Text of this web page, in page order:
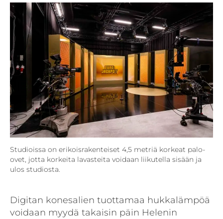
Studioissa on erikoisrakenteiset 4,5 metriä korkeat palo-
ovet, jotta korkeita lavasteita voidaan liikutella sisään ja
ulos studiosta.
Digitan konesalien tuottamaa hukka­lämpöä
voidaan myydä takaisin päin Helenin